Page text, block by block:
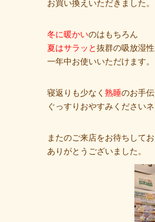
お買い換えいただきました。
冬に暖かいのはもちろん
夏はサラッと抜群の吸放湿
一年中お使いいただけます。
寝返りも少なく 熟睡のお手
ぐっすりおやすみください
またのご来店をお待ちしてお
ありがとうございました。